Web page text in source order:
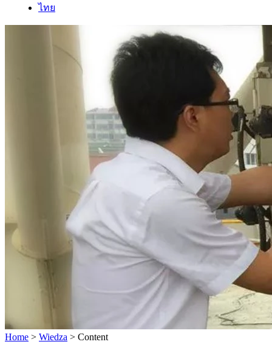
ไทย
Home > Wiedza > Content